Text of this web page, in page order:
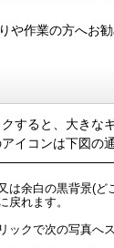
や作業の方へお勧
すると、大きな
イコンは下図の
は余白の黒背景(ど
戻れます。
ックで次の写真へ